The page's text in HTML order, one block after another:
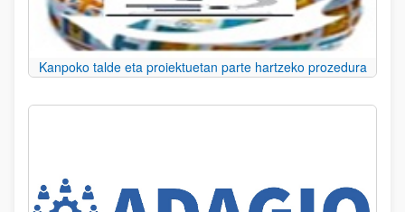
Kanpoko talde eta proiektuetan parte hartzeko prozedura